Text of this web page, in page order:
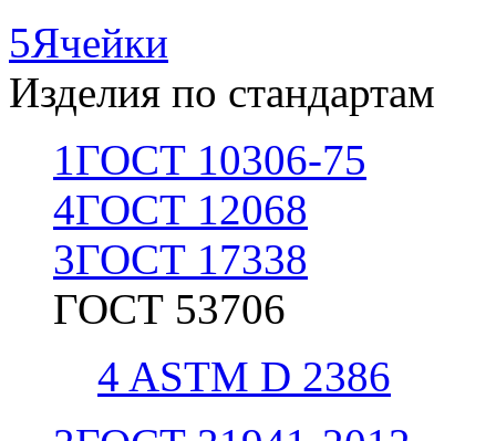
5Ячейки
Изделия по стандартам
1ГОСТ 10306-75
4ГОСТ 12068
3ГОСТ 17338
ГОСТ 53706
4 ASTM D 2386